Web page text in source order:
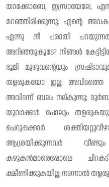
യാക്കോബേ, ഇസ്രായേലേ,
മറഞ്ഞിരിക്കുന്നു. എൻ്റെ
എന്നു നീ പരാതി
അറിഞ്ഞുകൂടേ? നിങ്ങൾ
ഭൂമി മുഴുവന്റെയും
തളരുകയോ ഇല്ല; അവിടത്തെ
അവിടന്ന് ബലം നല്‌കുന്നു;
യുവാക്കൾ പോലും തളരുകയും
ചെറുപ്പക്കാർ
ആശ്രയിക്കുന്നവർ
കഴുകൻമാരെപ്പോലെ
ക്ഷീണിക്കുകയില്ല; നടന്നാൽ